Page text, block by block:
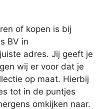
of kopen is bij
BV in
adres. Jij geeft je
wij er voor dat je
op maat. Hierbij
tot in de puntjes
omkijken naar.